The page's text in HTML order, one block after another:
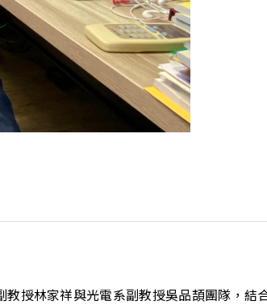
授林家祥與光電系副教授吳品頡團隊，結